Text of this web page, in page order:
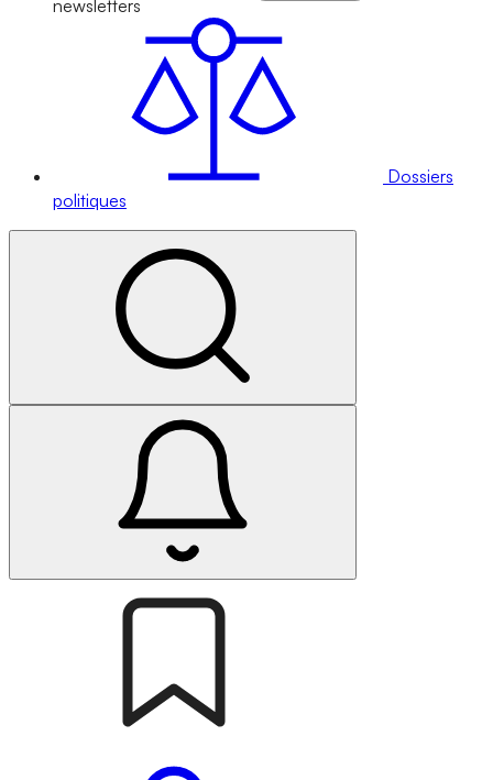
newsletters
Dossiers
politiques